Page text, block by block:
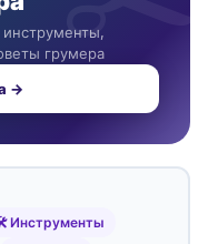
грумера
→
Инструменты